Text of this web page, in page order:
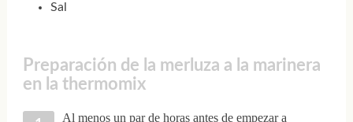
Sal
Preparación de la merluza a la marinera
en la thermomix
Al menos un par de horas antes de empezar a